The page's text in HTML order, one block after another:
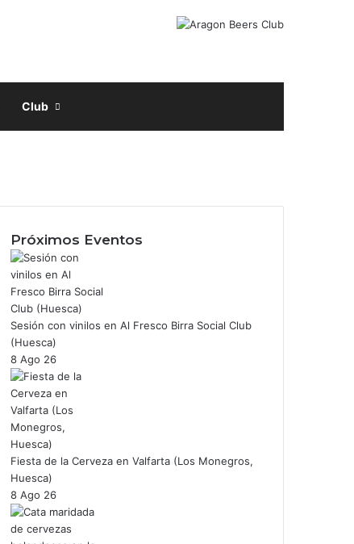
Club
Próximos Eventos
Sesión con vinilos en Al Fresco Birra Social Club
(Huesca)
8 Ago 26
Fiesta de la Cerveza en Valfarta (Los Monegros,
Huesca)
8 Ago 26